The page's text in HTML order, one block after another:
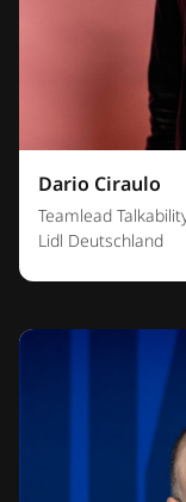
Dario Ciraulo
Teamlead
Lidl Deutschland